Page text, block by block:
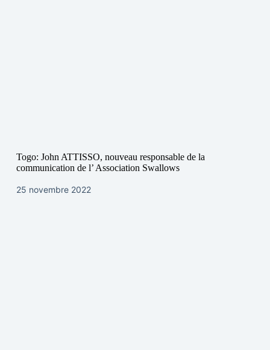
Togo: John ATTISSO, nouveau responsable de la
communication de l’ Association Swallows
25 novembre 2022